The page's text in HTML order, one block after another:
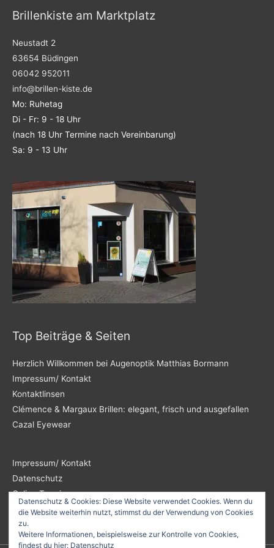
Brillenkiste am Marktplatz
Neustadt 2
63654 Büdingen
06042 952011
info@brillen-kiste.de
Mo: Ruhetag
Di - Fr: 9 - 18 Uhr
(nach 18 Uhr Termine nach Vereinbarung)
Sa: 9 - 13 Uhr
Top Beiträge & Seiten
Herzlich Willkommen bei Augenoptik Matthias Bormann
Impressum/ Kontakt
Kontaktlinsen
Clémence & Margaux Brillen: elegant, frisch und ausgefallen
Cazal Eyewear
Impressum/ Kontakt
Datenschutz
Online Termin
Datenschutz & Cookies: Diese Website verwendet Cookies. Wenn du
die Website weiterhin nutzt, stimmst du der Verwendung von Cookies
zu.
Weitere Informationen, beispielsweise zur Kontrolle von Cookies,
findest du hier: Datenschutz